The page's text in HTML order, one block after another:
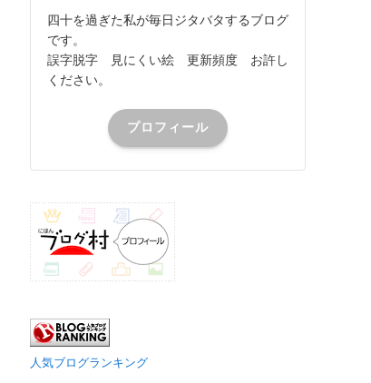
四十を過ぎた私が毎日ジタバタするブログ
です。
誤字脱字 見にくい絵 更新頻度 お許し
ください。
プロフィール
人気ブログランキング